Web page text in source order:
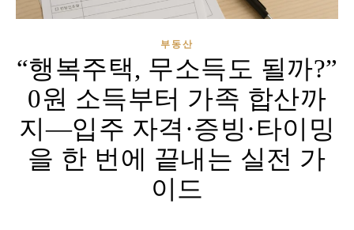
부동산
“행복주택, 무소득도 될까?”
0원 소득부터 가족 합산까
지—입주 자격·증빙·타이밍
을 한 번에 끝내는 실전 가
이드